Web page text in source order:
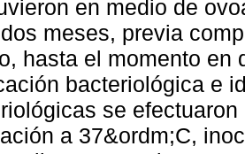
en medio de
meses, previa
hasta el momento en
bacteriológica e
se
a 37&ordm;C,